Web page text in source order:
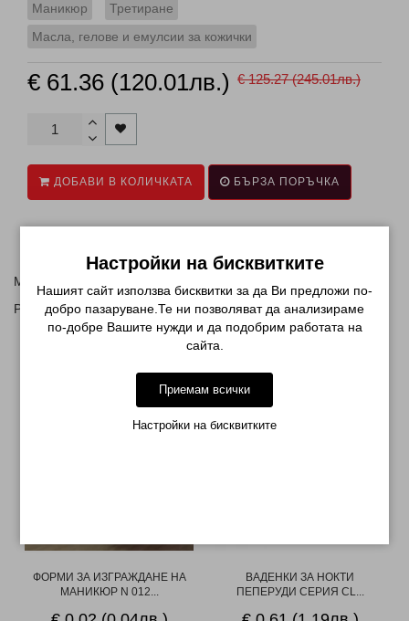
Маникюр
Третиране
Масла, гелове и емулсии за кожички
€ 61.36 (120.01лв.) € 125.27 (245.01лв.)
ДОБАВИ В КОЛИЧКАТА БЪРЗА ПОРЪЧКА
Описание
Масло за кожички - 50 бр.
Различни аромати.
ФОРМИ ЗА ИЗГРАЖДАНЕ НА
МАНИКЮР N 012...
ВАДЕНКИ ЗА НОКТИ
ПЕПЕРУДИ СЕРИЯ CL...
Настройки на бисквитките
Нашият сайт използва бисквитки за да Ви предложи по-
добро пазаруване.Те ни позволяват да анализираме
по-добре Вашите нужди и да подобрим работата на
сайта.
Приемам всички
Настройки на бисквитките